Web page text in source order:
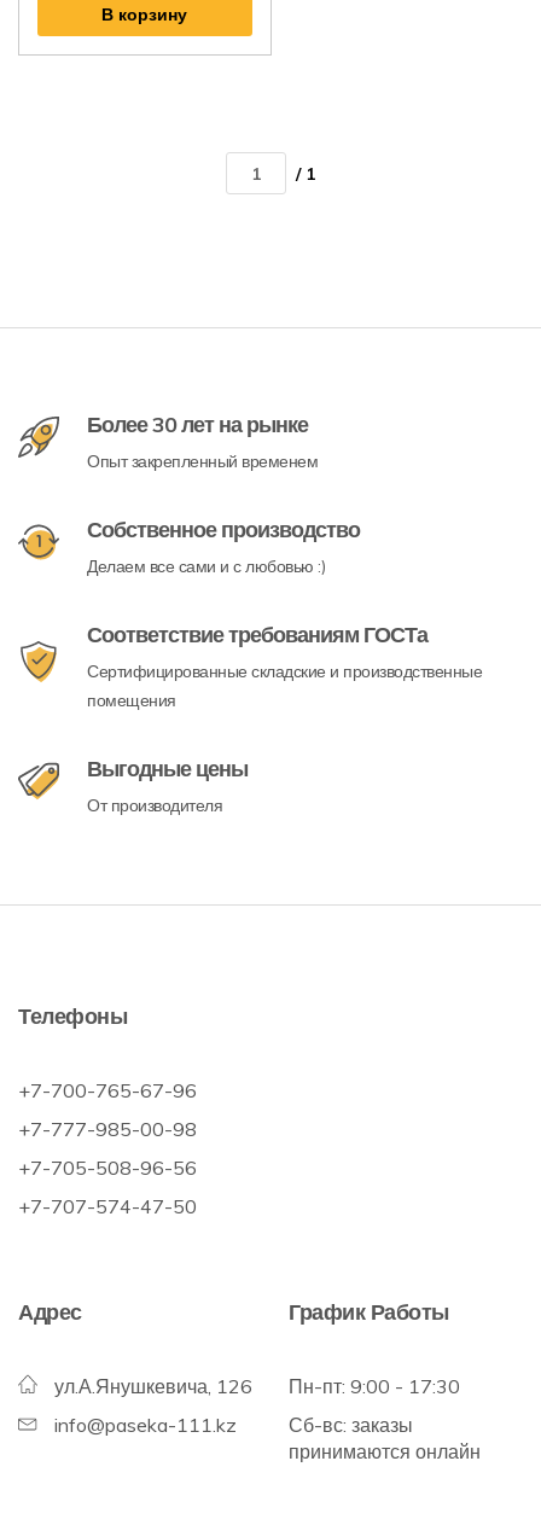
В корзину
/ 1
Более 30 лет на рынке
Опыт закрепленный временем
Собственное производство
Делаем все сами и с любовью :)
Соответствие требованиям ГОСТа
Сертифицированные складские и производственные
помещения
Выгодные цены
От производителя
Телефоны
+7-700-765-67-96
+7-777-985-00-98
+7-705-508-96-56
+7-707-574-47-50
Адрес
ул.А.Янушкевича, 126
info@paseka-111.kz
График Работы
Пн-пт: 9:00 - 17:30
Сб-вс: заказы
принимаются онлайн